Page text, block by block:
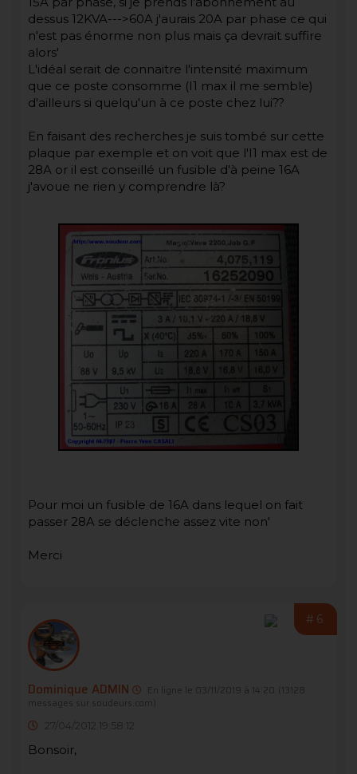
dessus 12KVA--->60A j'aurais 20A par phase ce qui
n'est pas énorme non plus mais ça devrait suffire
alors'
L'idéal serait de connaitre l'intensité maximum
que ce poste consomme (I1 max il me semble)
d'ailleurs si quelqu'un à ce poste chez lui??
En faisant des recherches je suis tombé sur cette
plaque par exemple et on voit que l'I1 max est de
28A or il est conseillé un fusible d'à peine 16A
j'avoue ne rien y comprendre là?
Pour moi un fusible de 16A dans lequel on fait
passer 28A se déclenche assez vite non'
Merci
#6
Dominique ADMIN En ligne le 03/11/2019 à 14:20
(13128
messages sur soudeurs.com)
27/04/2012 19:58:12
Bonsoir,